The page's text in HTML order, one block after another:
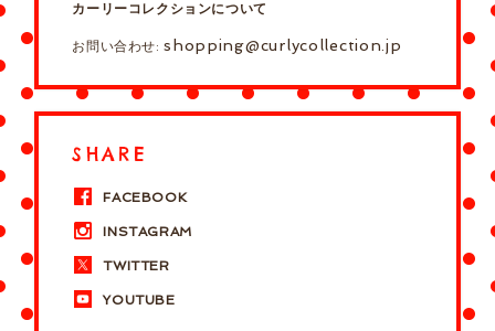
カーリーコレクションについて
お問い合わせ:shopping@curlycollection.jp
SHARE
FACEBOOK
INSTAGRAM
TWITTER
YOUTUBE